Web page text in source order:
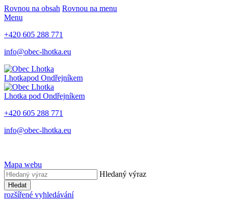
Rovnou na obsah Rovnou na menu
Menu
+420 605 288 771
info@obec-lhotka.eu
Lhotkapod Ondřejníkem
Lhotka pod Ondřejníkem
+420 605 288 771
info@obec-lhotka.eu
Mapa webu
Hledaný výraz
Hledat
rozšířené vyhledávání